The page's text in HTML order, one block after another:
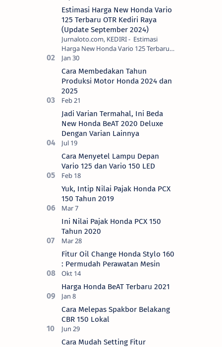
Estimasi Harga New Honda Vario
125 Terbaru OTR Kediri Raya
(Update September 2024)
Jurnaloto.com, KEDIRI - Estimasi
Harga New Honda Vario 125 Terbaru
OTR Kediri Raya (Update September
2024) Brosis sekalian, PT Astra Honda
Motor (AH…
Cara Membedakan Tahun
Produksi Motor Honda 2024 dan
2025
Jadi Varian Termahal, Ini Beda
New Honda BeAT 2020 Deluxe
Dengan Varian Lainnya
Cara Menyetel Lampu Depan
Vario 125 dan Vario 150 LED
Yuk, Intip Nilai Pajak Honda PCX
150 Tahun 2019
Ini Nilai Pajak Honda PCX 150
Tahun 2020
Fitur Oil Change Honda Stylo 160
: Permudah Perawatan Mesin
Harga Honda BeAT Terbaru 2021
Cara Melepas Spakbor Belakang
CBR 150 Lokal
Cara Mudah Setting Fitur